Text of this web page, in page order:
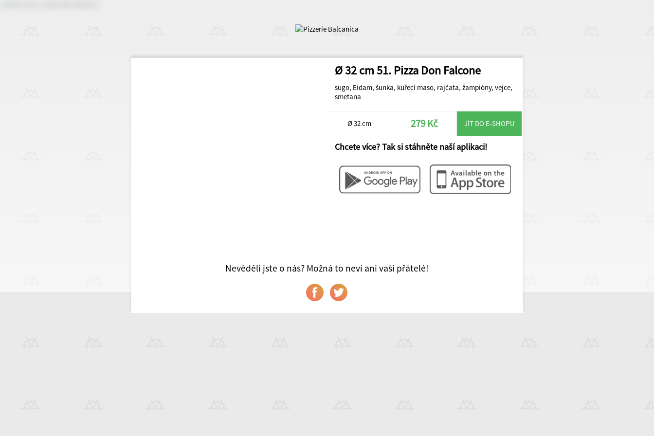
Ø 32 cm 51. Pizza Don Falcone
sugo, Eidam, šunka, kuřecí maso, rajčata, žampióny, vejce,
smetana
Ø 32 cm 279 Kč JÍT DO E-SHOPU
Chcete více? Tak si stáhněte naší aplikaci!
Nevěděli jste o nás? Možná to neví ani vaši přátelé!